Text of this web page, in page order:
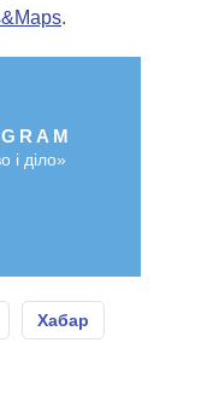
.
і діло»
Хабар